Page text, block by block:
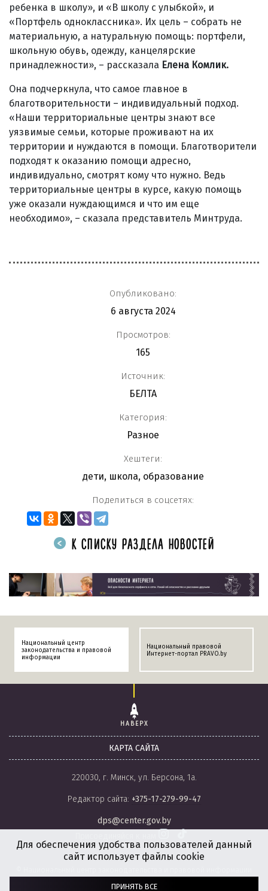
ребенка в школу», и «В школу с улыбкой», и
«Портфель одноклассника». Их цель – собрать не
материальную, а натуральную помощь: портфели,
школьную обувь, одежду, канцелярские
принадлежности», – рассказала Елена Комлик.
Она подчеркнула, что самое главное в
благотворительности – индивидуальный подход.
«Наши территориальные центры знают все
уязвимые семьи, которые проживают на их
территории и нуждаются в помощи. Благотворители
подходят к оказанию помощи адресно,
индивидуально, смотрят кому что нужно. Ведь
территориальные центры в курсе, какую помощь
уже оказали нуждающимся и что им еще
необходимо», – сказала представитель Минтруда.
Опубликовано:
6 августа 2024
Просмотров:
165
Источник:
БЕЛТА
Категория:
Разное
Хештеги:
дети, школа, образование
Поделиться в соцсетях:
К СПИСКУ РАЗДЕЛА НОВОСТЕЙ
Национальный центр
законодательства и правовой
информации
Национальный правовой
Интернет-портал PRAVO.by
НАВЕРХ
КАРТА САЙТА
220030, г. Минск, ул. Берсона, 1а.
Редактор сайта: +375-17-279-99-47
dps@center.gov.by
Для обеспечения удобства пользователей данный
сайт использует файлы cookie
ПРИНЯТЬ ВСЕ